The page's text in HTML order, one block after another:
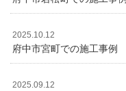
2025.10.12
府中市宮町での施工事例
2025.09.12